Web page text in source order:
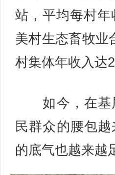
站，平均每村
美村生态畜牧业
村集体年收入达
如今，在基
民群众的腰包
的底气也越来越